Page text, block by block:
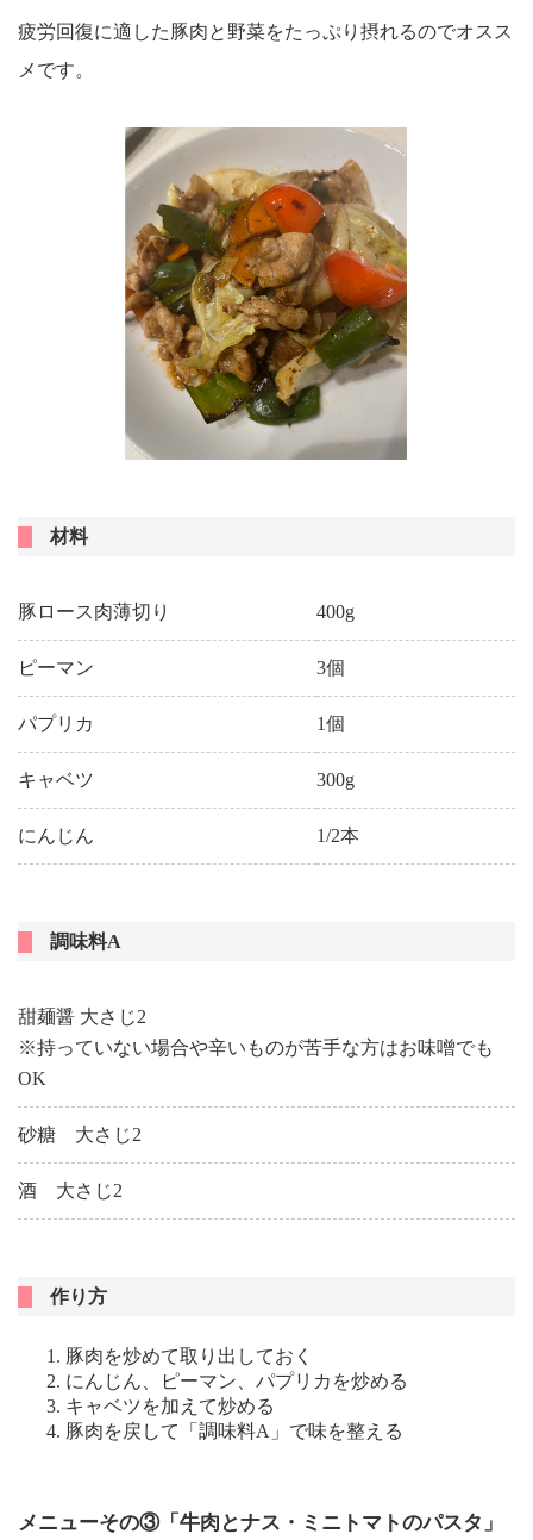
疲労回復に適した豚肉と野菜をたっぷり摂れるのでオスス
メです。
材料
豚ロース肉薄切り 400g
ピーマン 3個
パプリカ 1個
キャベツ 300g
にんじん 1/2本
調味料A
甜麺醤 大さじ2
※持っていない場合や辛いものが苦手な方はお味噌でも
OK
砂糖 大さじ2
酒 大さじ2
作り方
豚肉を炒めて取り出しておく
にんじん、ピーマン、パプリカを炒める
キャベツを加えて炒める
豚肉を戻して「調味料A」で味を整える
メニューその③「牛肉とナス・ミニトマトのパスタ」